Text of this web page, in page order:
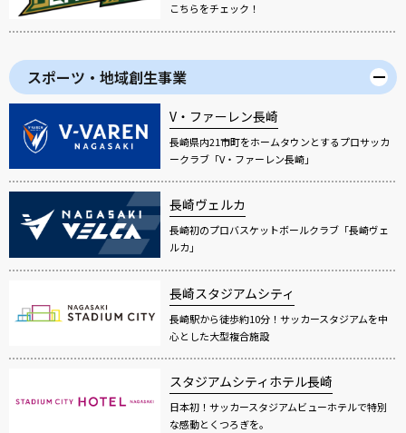
こちらをチェック！
スポーツ・地域創生事業
V・ファーレン長崎
長崎県内21市町をホームタウンとするプロサッカ
ークラブ「V・ファーレン長崎」
長崎ヴェルカ
長崎初のプロバスケットボールクラブ「長崎ヴェ
ルカ」
長崎スタジアムシティ
長崎駅から徒歩約10分！サッカースタジアムを中
心とした大型複合施設
スタジアムシティホテル長崎
日本初！サッカースタジアムビューホテルで特別
な感動とくつろぎを。